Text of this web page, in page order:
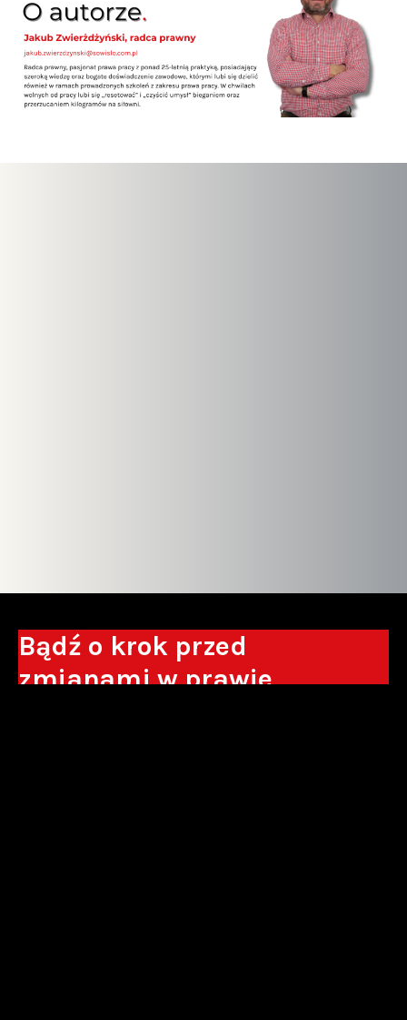
Bądź o krok przed
zmianami w prawie